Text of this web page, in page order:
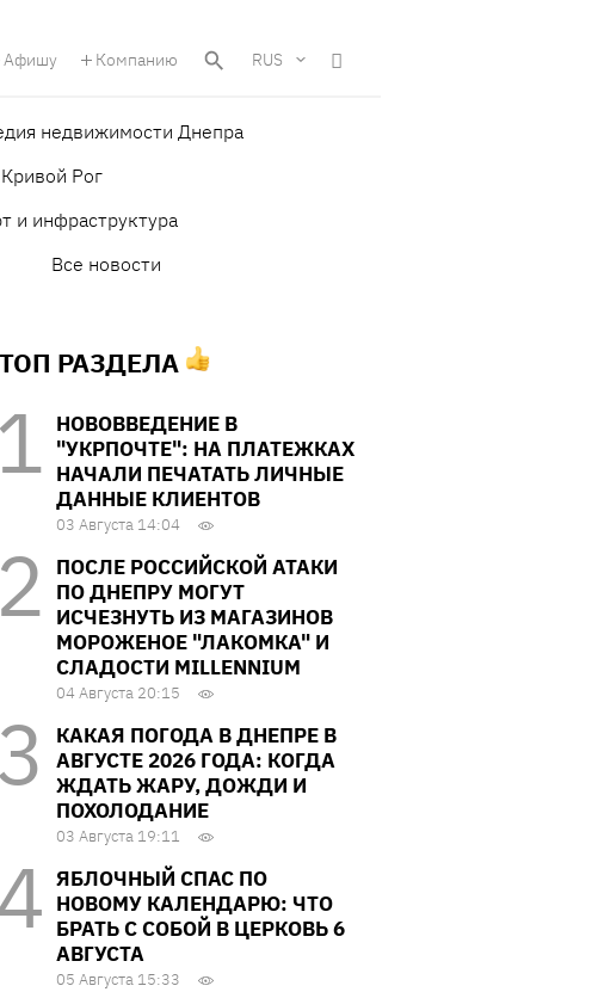
Афишу Компанию RUS
недвижимости Днепра
Кривой Рог
и инфраструктура
Все новости
ТОП РАЗДЕЛА
НОВОВВЕДЕНИЕ В
"УКРПОЧТЕ": НА ПЛАТЕЖКАХ
НАЧАЛИ ПЕЧАТАТЬ ЛИЧНЫЕ
ДАННЫЕ КЛИЕНТОВ
03 Августа 14:04
ПОСЛЕ РОССИЙСКОЙ АТАКИ
ПО ДНЕПРУ МОГУТ
ИСЧЕЗНУТЬ ИЗ МАГАЗИНОВ
МОРОЖЕНОЕ "ЛАКОМКА" И
СЛАДОСТИ MILLENNIUM
04 Августа 20:15
КАКАЯ ПОГОДА В ДНЕПРЕ В
АВГУСТЕ 2026 ГОДА: КОГДА
ЖДАТЬ ЖАРУ, ДОЖДИ И
ПОХОЛОДАНИЕ
03 Августа 19:11
ЯБЛОЧНЫЙ СПАС ПО
НОВОМУ КАЛЕНДАРЮ: ЧТО
БРАТЬ С СОБОЙ В ЦЕРКОВЬ 6
АВГУСТА
05 Августа 15:33